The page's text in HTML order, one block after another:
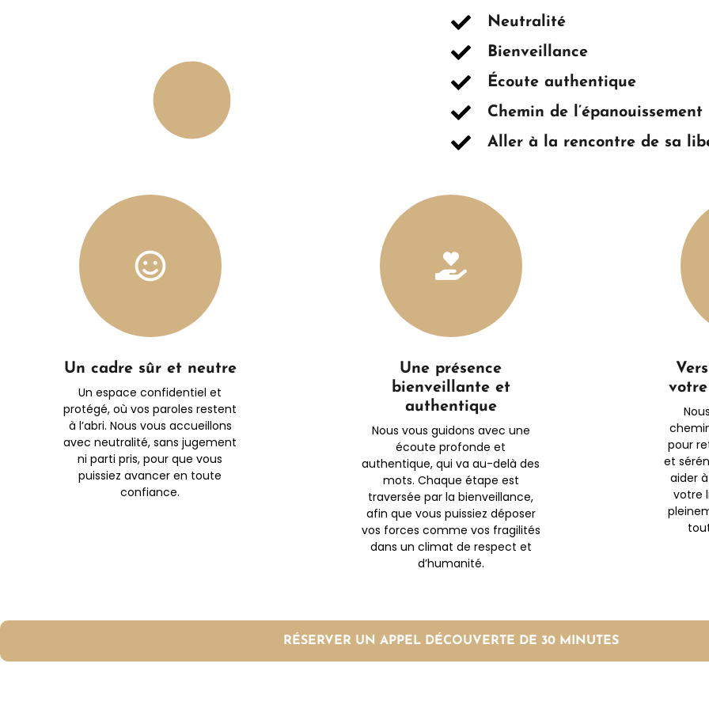
Neutralité
Bienveillance
Écoute authentique
Chemin de l’épanouissement
Aller à la rencontre de sa
Un cadre sûr et neutre
Un espace confidentiel et
protégé, où vos paroles restent
à l’abri. Nous vous accueillons
avec neutralité, sans jugement
ni parti pris, pour que vous
puissiez avancer en toute
confiance.
Une présence
bienveillante et
authentique
Nous vous guidons avec une
écoute profonde et
authentique, qui va au-delà des
mots. Chaque étape est
traversée par la bienveillance,
afin que vous puissiez déposer
vos forces comme vos fragilités
dans un climat de respect et
d’humanité.
pour
et
aider
votre
RÉSERVER UN APPEL DÉCOUVERTE DE 30 MINUTES